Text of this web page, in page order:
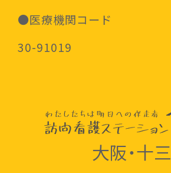
●医療機関コード
30-91019
大阪・十三